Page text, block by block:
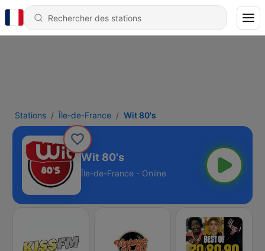
Stations Île-de-France Wit 80's
Wit 80's
Île-de-France - Online